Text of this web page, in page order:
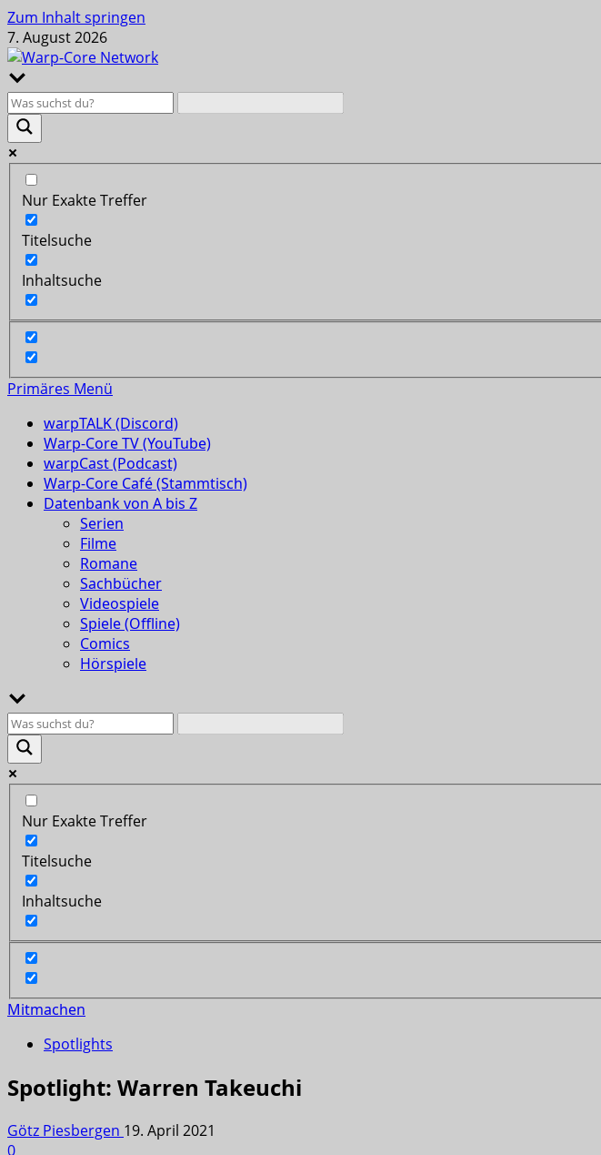
Zum Inhalt springen
7. August 2026
Nur Exakte Treffer
Titelsuche
Inhaltsuche
Primäres Menü
warpTALK (Discord)
Warp-Core TV (YouTube)
warpCast (Podcast)
Warp-Core Café (Stammtisch)
Datenbank von A bis Z
Serien
Filme
Romane
Sachbücher
Videospiele
Spiele (Offline)
Comics
Hörspiele
Nur Exakte Treffer
Titelsuche
Inhaltsuche
Mitmachen
Spotlights
Spotlight: Warren Takeuchi
Götz Piesbergen 19. April 2021
0